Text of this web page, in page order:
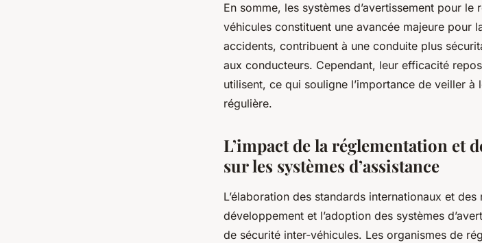
En somme, les systèmes d’avertissement pour
véhicules constituent une avancée majeure pour
accidents, contribuent à une conduite plus
aux conducteurs. Cependant, leur efficacité
utilisent, ce qui souligne l’importance de veiller
régulière.
L’impact de la réglementation et
sur les systèmes d’assistance
L’élaboration des standards internationaux et
développement et l’adoption des systèmes
de sécurité inter-véhicules. Les organismes de